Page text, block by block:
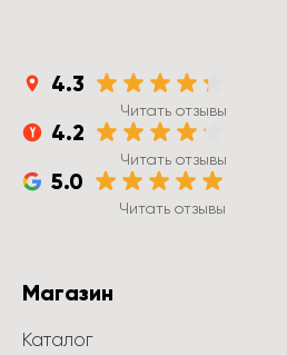
4.3
Читать отзывы
4.2
Читать отзывы
5.0
Читать отзывы
Магазин
Каталог